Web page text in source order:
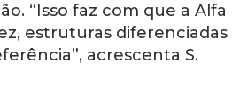
“Isso faz com que a Alfa
estruturas diferenciadas
acrescenta S.